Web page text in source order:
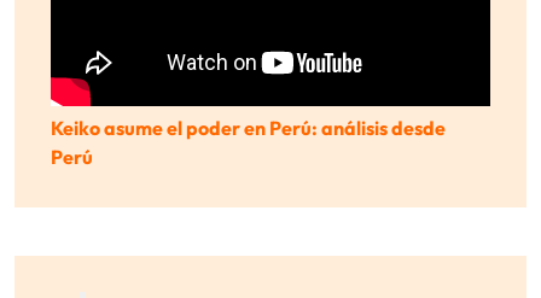
Keiko asume el poder en Perú: análisis desde
Perú